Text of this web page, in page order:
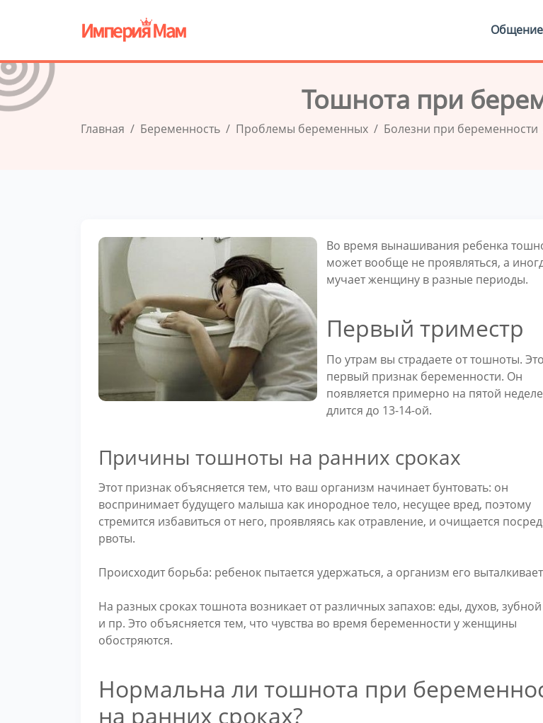
Тошнота при
Главная Беременность Проблемы беременных Болезни при беременности
Во время вынашивания ребенка
может вообще не проявляться, а
мучает женщину в разные периоды.
Первый триместр
По утрам вы страдаете от тошноты. Это
первый признак беременности. Он
появляется примерно на пятой
длится до 13-14-ой.
Причины тошноты на ранних сроках
Этот признак объясняется тем, что ваш организм начинает бунтовать: он
воспринимает будущего малыша как инородное тело, несущее вред, поэтому
стремится избавиться от него, проявляясь как отравление, и очищается
рвоты.
Происходит борьба: ребенок пытается удержаться, а организм его
На разных сроках тошнота возникает от различных запахов: еды, духов,
и пр. Это объясняется тем, что чувства во время беременности у женщины
обостряются.
Нормальна ли тошнота при
на ранних сроках?